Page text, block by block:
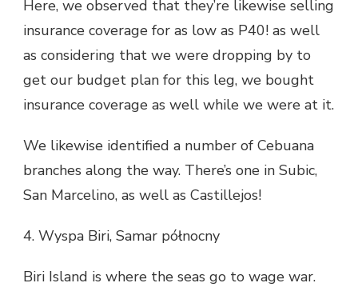
Here, we observed that they’re likewise selling
insurance coverage for as low as P40! as well
as considering that we were dropping by to
get our budget plan for this leg, we bought
insurance coverage as well while we were at it.
We likewise identified a number of Cebuana
branches along the way. There’s one in Subic,
San Marcelino, as well as Castillejos!
4. Wyspa Biri, Samar północny
Biri Island is where the seas go to wage war.